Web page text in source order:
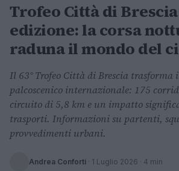
Trofeo Città di Brescia
edizione: la corsa
raduna il mondo del
Il 63° Trofeo Città di Brescia trasforma
palcoscenico internazionale: 175
circuito di 5,8 km e un impatto
trasporti. Informazioni su partenti,
provvedimenti urbani.
Andrea Conforti · 1 Luglio 2026 · 4 min